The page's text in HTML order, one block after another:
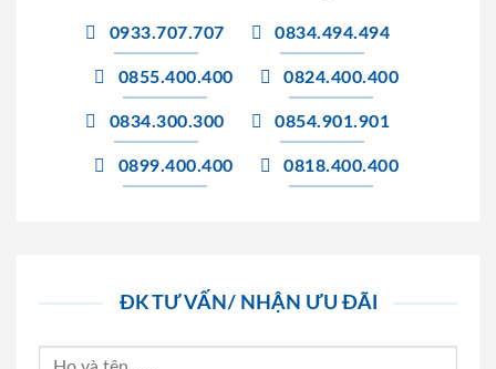
0933.707.707 0834.494.494
0855.400.400 0824.400.400
0834.300.300 0854.901.901
0899.400.400 0818.400.400
ĐK TƯ VẤN/ NHẬN ƯU ĐÃI